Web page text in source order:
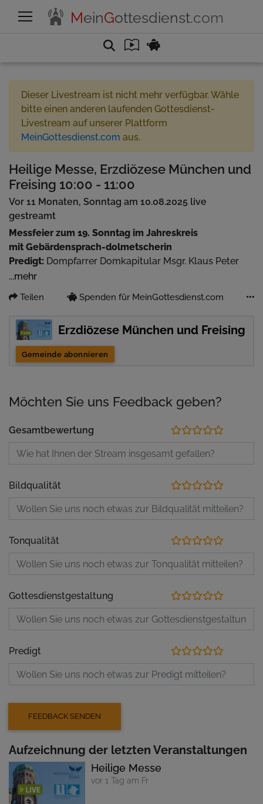
MeinGottesdienst.com
Dieser Livestream ist nicht mehr verfügbar. Wähle
bitte einen anderen laufenden Gottesdienst-
Livestream auf unserer Plattform
MeinGottesdienst.com aus.
Heilige Messe, Erzdiözese München und
Freising 10:00 - 11:00
Vor 11 Monaten, Sonntag am 10.08.2025 live
gestreamt
Messfeier zum 19. Sonntag im Jahreskreis
mit Gebärdensprach-dolmetscherin
Predigt: Dompfarrer Domkapitular Msgr. Klaus Peter
Franzl
...mehr
Teilen Spenden für MeinGottesdienst.com
Erzdiözese München und Freising
Gemeinde abonnieren
Möchten Sie uns Feedback geben?
Gesamtbewertung
Bildqualität
Tonqualität
Gottesdienstgestaltung
Predigt
Aufzeichnung der letzten Veranstaltungen
Heilige Messe
vor 1 Tag am Fr